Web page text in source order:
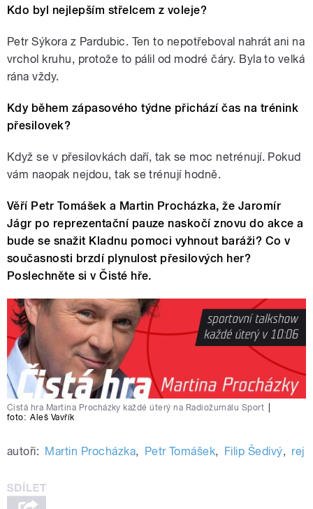
Kdo byl nejlepším střelcem z voleje?
Petr Sýkora z Pardubic. Ten to nepotřeboval nahrát ani na
vrchol kruhu, protože to pálil od modré čáry. Byla to velká
rána vždy.
Kdy během zápasového týdne přichází čas na trénink
přesilovek?
Když se v přesilovkách daří, tak se moc netrénují. Pokud
vám naopak nejdou, tak se trénují hodně.
Věří Petr Tomášek a Martin Procházka, že Jaromír
Jágr po reprezentační pauze naskočí znovu do akce a
bude se snažit Kladnu pomoci vyhnout baráži? Co v
současnosti brzdí plynulost přesilových her?
Poslechněte si v Čisté hře.
Čistá hra Martina Procházky každé úterý na Radiožurnálu Sport
foto: Aleš Vavřík
autoři: Martin Procházka, Petr Tomášek, Filip Šedivý, rej